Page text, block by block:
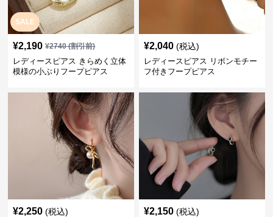
SALE
¥2,190 ¥2740(割引前)
レディースピアス きらめく立体
模様の小ぶりフープピアス
¥2,040 (税込)
レディースピアス リボンモチー
フ付きフープピアス
¥2,250 (税込) ¥2,150 (税込)